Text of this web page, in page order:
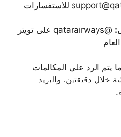
support@qatarairways.com للاستفسارات
@qatarairways على تويتر
يتم الرد على المكالمات
خلال دقيقتين، والبريد